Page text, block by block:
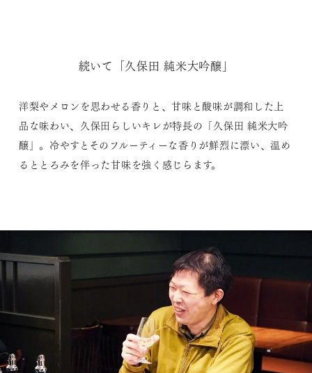
続いて「久保田 純米大吟醸」
洋梨やメロンを思わせる香りと、甘味と酸味が調和した上
品な味わい、久保田らしいキレが特長の「久保田 純米大吟
醸」。冷やすとそのフルーティーな香りが鮮烈に漂い、温め
るととろみを伴った甘味を強く感じらます。